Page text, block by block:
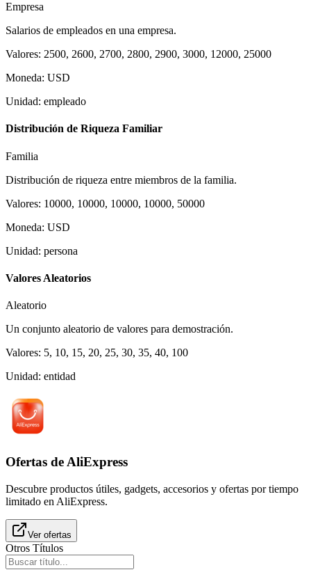
Empresa
Salarios de empleados en una empresa.
Valores: 2500, 2600, 2700, 2800, 2900, 3000, 12000, 25000
Moneda: USD
Unidad: empleado
Distribución de Riqueza Familiar
Familia
Distribución de riqueza entre miembros de la familia.
Valores: 10000, 10000, 10000, 10000, 50000
Moneda: USD
Unidad: persona
Valores Aleatorios
Aleatorio
Un conjunto aleatorio de valores para demostración.
Valores: 5, 10, 15, 20, 25, 30, 35, 40, 100
Unidad: entidad
Ofertas de AliExpress
Descubre productos útiles, gadgets, accesorios y ofertas por tiempo
limitado en AliExpress.
Ver ofertas
Otros Títulos